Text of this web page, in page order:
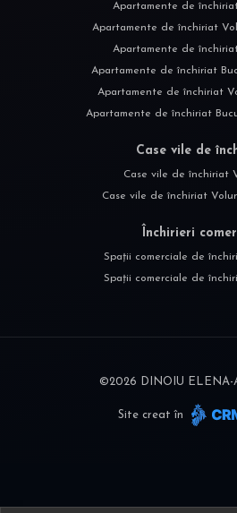
Apartamente de
Apartamente de închiriat
Apartamente de
Apartamente de închiriat
Apartamente de închiriat
Apartamente de închiriat
Case vile de
Case vile de închiriat
Case vile de închiriat
Închirieri
Spații comerciale de
Spații comerciale de
©2026 DINOIU ELENA-
Site creat în